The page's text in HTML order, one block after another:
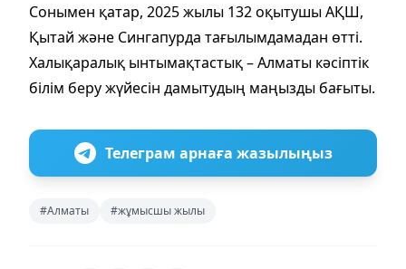
Сонымен қатар, 2025 жылы 132 оқытушы АҚШ,
Қытай және Сингапурда тағылымдамадан өтті.
Халықаралық ынтымақтастық – Алматы кәсіптік
білім беру жүйесін дамытудың маңызды бағыты.
Телеграм арнаға жазылыңыз
#Алматы #жұмысшы жылы